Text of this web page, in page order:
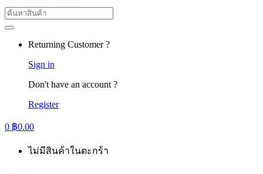
Search
for:
Returning Customer ?
Sign in
Don't have an account ?
Register
0 ฿0.00
ไม่มีสินค้าในตะกร้า